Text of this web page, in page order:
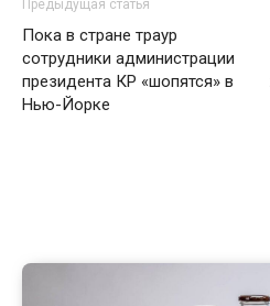
Предыдущая статья
Пока в стране траур
сотрудники администрации
президента КР «шопятся» в
Нью-Йорке